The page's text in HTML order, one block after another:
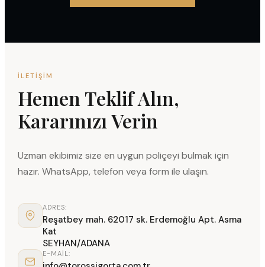
İLETIŞIM
Hemen Teklif Alın,
Kararınızı Verin
Uzman ekibimiz size en uygun poliçeyi bulmak için
hazır. WhatsApp, telefon veya form ile ulaşın.
ADRES:
Reşatbey mah. 62017 sk. Erdemoğlu Apt. Asma
Kat
SEYHAN/ADANA
E-MAIL: